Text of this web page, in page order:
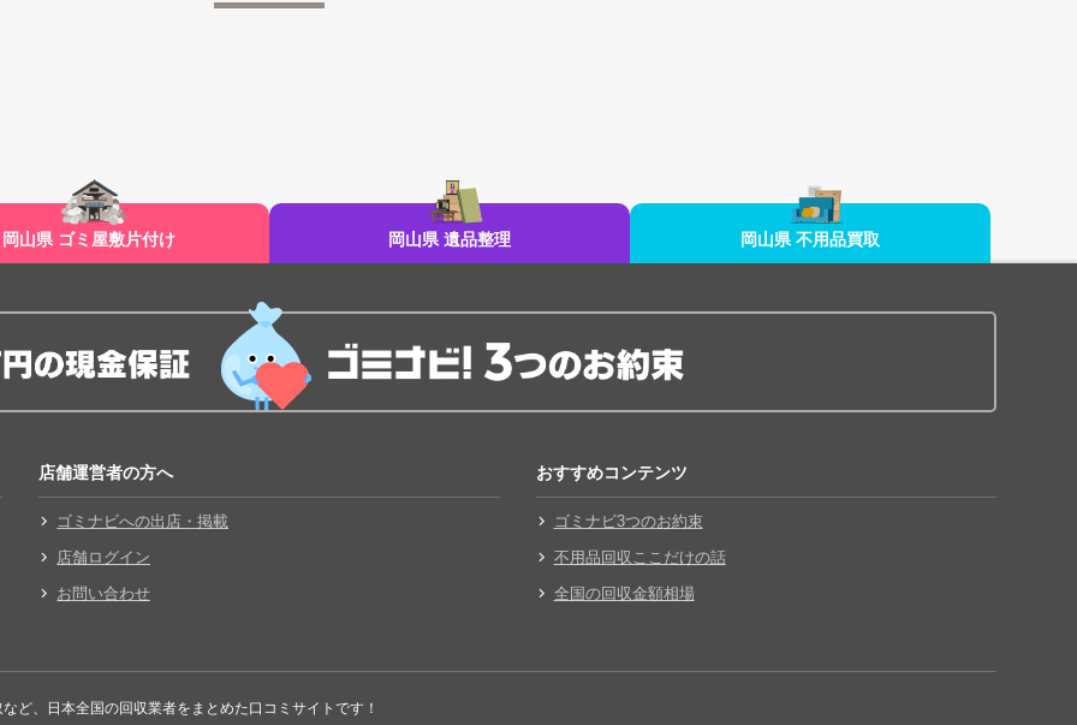
岡山県 ゴミ屋敷片付け 岡山県 遺品整理 岡山県 不用品買取
店舗運営者の方へ
ゴミナビへの出店・掲載
店舗ログイン
お問い合わせ
おすすめコンテンツ
ゴミナビ3つのお約束
不用品回収ここだけの話
全国の回収金額相場
ど、日本全国の回収業者をまとめた口コミサイトです！